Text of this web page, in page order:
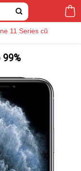
11 Series cũ
99%